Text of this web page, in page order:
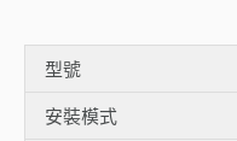
型號
安裝模式